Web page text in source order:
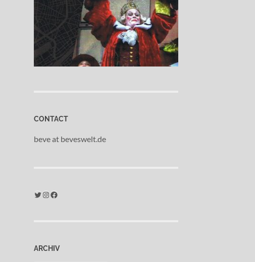
CONTACT
beve at beveswelt.de
Twitter Instagram Facebook
ARCHIV